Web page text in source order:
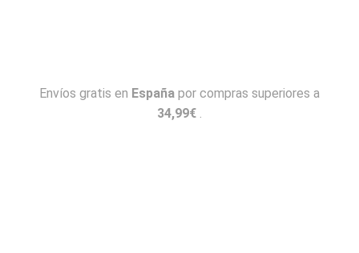
Envíos gratis en España por compras superiores a
34,99€ .